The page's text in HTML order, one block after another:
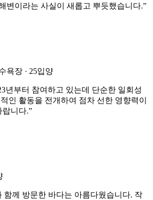
변이라는 사실이 새롭고 뿌듯했습니다.”
욕장 · 25입양
년부터 참여하고 있는데 단순한 일회성
인 활동을 전개하여 점차 선한 영향력이
랍니다.”
함께 방문한 바다는 아름다웠습니다. 작